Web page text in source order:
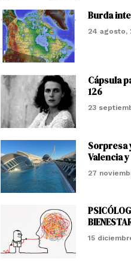
Burda
24 agosto,
Cápsula
126
23
Sorpresa
Valencia
27
15